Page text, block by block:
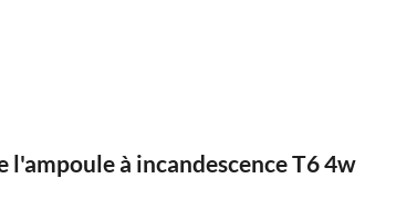
l'ampoule à incandescence T6 4w